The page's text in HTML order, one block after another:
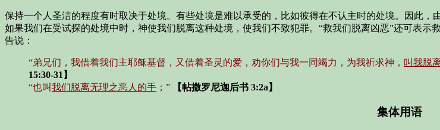
保持一个人圣洁的程度有时取决于处境。有些处境是难以承受的，比如彼得在不认主时的处境。因此
如果我们在受试探的处境中时，神使我们脱离这种处境，使我们不致犯罪。“救我们脱离凶恶”还可表
告说：
“弟兄们，我借着我们主耶稣基督，又借着圣灵的爱，劝你们与我一同竭力，为我祈求神， 叫我脱
15:30-31】
“也叫我们脱离无理之恶人的手 ；” 【帖撒罗尼迦后书 3:2a】
集体用语